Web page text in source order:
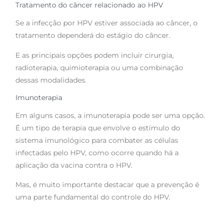
Tratamento do câncer relacionado ao HPV
Se a infecção por HPV estiver associada ao câncer, o
tratamento dependerá do estágio do câncer.
E as principais opções podem incluir cirurgia,
radioterapia, quimioterapia ou uma combinação
dessas modalidades.
Imunoterapia
Em alguns casos, a imunoterapia pode ser uma opção.
É um tipo de terapia que envolve o estímulo do
sistema imunológico para combater as células
infectadas pelo HPV, como ocorre quando há a
aplicação da vacina contra o HPV.
Mas, é muito importante destacar que a prevenção é
uma parte fundamental do controle do HPV.